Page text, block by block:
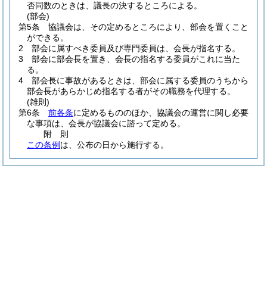
否同数のときは、議長の決するところによる。
(部会)
第5条
協議会は、その定めるところにより、部会を置くこと
ができる。
2
部会に属すべき委員及び専門委員は、会長が指名する。
3
部会に部会長を置き、会長の指名する委員がこれに当た
る。
4
部会長に事故があるときは、部会に属する委員のうちから
部会長があらかじめ指名する者がその職務を代理する。
(雑則)
第6条
前各条に定めるもののほか、協議会の運営に関し必要
な事項は、会長が協議会に諮って定める。
附 則
この条例 は、公布の日から施行する。